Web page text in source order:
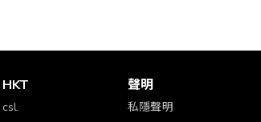
HKT
csl.
聲明
私隱聲明